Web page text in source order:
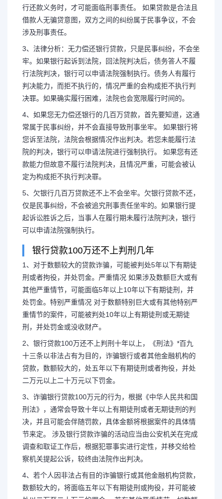
行还款义务时，才可能面临刑事责任。 如果贷款是合法且
借款人无骗贷意图，双方之间的纠纷属于民事争议，不会
涉及刑事责任。
3、法律分析：无力偿还银行贷款，只是民事纠纷，不会坐
牢。如果银行起诉到法院，回法院判决后，债务答人不履
行法院判决，银行可以申请法院强制执行。债务人有履行
判决能力，而拒不执行的，情况严重的会构成拒不执行判
决罪。如果确实履行困难，法院也会宽限履行时间的。
4、如果您无力偿还银行的几百万贷款，首先要知道，这通
常属于民事纠纷，并不会直接导致刑事坐牢。 如果银行将
您诉至法院，法院会根据情况作出判决。若您未能履行法
院的判决，银行可以申请法院进行强制执行。 如果您有还
款能力但故意不履行法院判决，且情况严重，可能会被认
定为构成拒不执行判决罪。
5、欠银行几百万贷款还不上不会坐牢。欠银行贷款不还，
仅是民事纠纷，不会被追究刑事责任坐牢的。如果银行提
起诉讼胜诉之后，当事人在履行期未履行法院判决，银行
可以申请法院强制执行。
银行贷款100万还不上判刑几年
1、对于数额较大的贷款诈骗，可能被判处5年以下有期徒
刑或者拘役，并处罚金。严重情况 如果涉及数额巨大或有
其他严重情节，可能面临5年以上10年以下有期徒刑，并
处罚金。特别严重情况 对于数额特别巨大或有其他特别严
重情节的案件，可能被判处10年以上有期徒刑或无期徒
刑，并处罚金或没收财产。
2、银行贷款100万还不上判刑十年以上，《刑法》*百九
十三条以非法占有为目的，诈骗银行或者其他金融机构的
贷款，数额较大的，处五年以下有期徒刑或者拘役，并处
二万元以上二十万元以下罚金。
3、诈骗银行贷款100万元的行为，根据《中华人民共和国
刑法》，通常会导致十年以上有期徒刑或者无期徒刑的判
决，并且可能会伴随罚款，具体金额将根据案件的具体情
节来定。 涉及银行贷款诈骗的活动应当由公安机关在完成
调查和取证工作后，根据犯罪事实进行定性，并移交给检
察机关提起公诉，较终由法院作出判决。
4、若个人因非法占有目的诈骗银行或其他金融机构贷款，
数额较大的，将面临五年以下有期徒刑或拘役，并可能被